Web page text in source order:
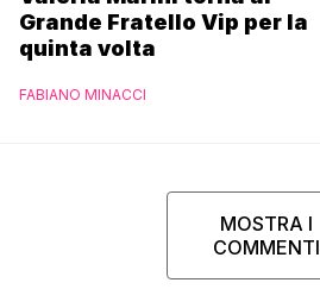
Grande Fratello Vip per la
quinta volta
FABIANO MINACCI
MOSTRA I
COMMENTI